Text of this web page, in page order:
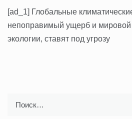
[ad_1] Глобальные
непоправимый ущерб и мировой
экологии, ставят под угрозу